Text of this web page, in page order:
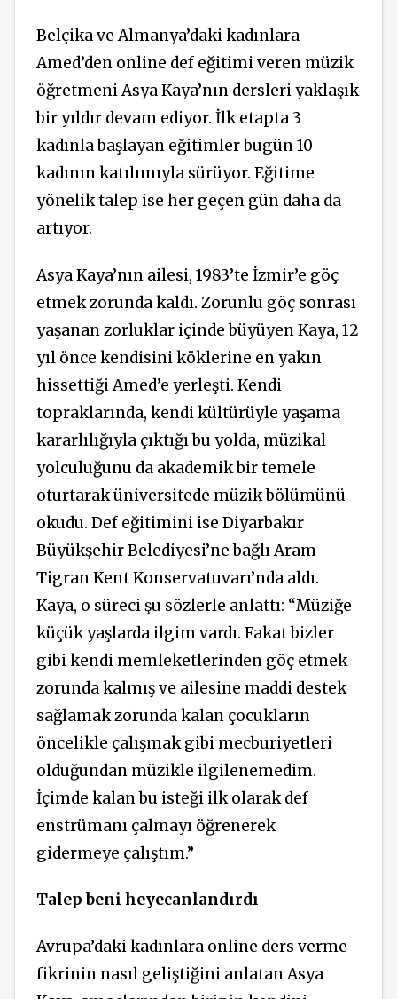
Belçika ve Almanya’daki kadınlara
Amed’den online def eğitimi veren müzik
öğretmeni Asya Kaya’nın dersleri yaklaşık
bir yıldır devam ediyor. İlk etapta 3
kadınla başlayan eğitimler bugün 10
kadının katılımıyla sürüyor. Eğitime
yönelik talep ise her geçen gün daha da
artıyor.
Asya Kaya’nın ailesi, 1983’te İzmir’e göç
etmek zorunda kaldı. Zorunlu göç sonrası
yaşanan zorluklar içinde büyüyen Kaya, 12
yıl önce kendisini köklerine en yakın
hissettiği Amed’e yerleşti. Kendi
topraklarında, kendi kültürüyle yaşama
kararlılığıyla çıktığı bu yolda, müzikal
yolculuğunu da akademik bir temele
oturtarak üniversitede müzik bölümünü
okudu. Def eğitimini ise Diyarbakır
Büyükşehir Belediyesi’ne bağlı Aram
Tigran Kent Konservatuvarı’nda aldı.
Kaya, o süreci şu sözlerle anlattı: “Müziğe
küçük yaşlarda ilgim vardı. Fakat bizler
gibi kendi memleketlerinden göç etmek
zorunda kalmış ve ailesine maddi destek
sağlamak zorunda kalan çocukların
öncelikle çalışmak gibi mecburiyetleri
olduğundan müzikle ilgilenemedim.
İçimde kalan bu isteği ilk olarak def
enstrümanı çalmayı öğrenerek
gidermeye çalıştım.”
Talep beni heyecanlandırdı
Avrupa’daki kadınlara online ders verme
fikrinin nasıl geliştiğini anlatan Asya